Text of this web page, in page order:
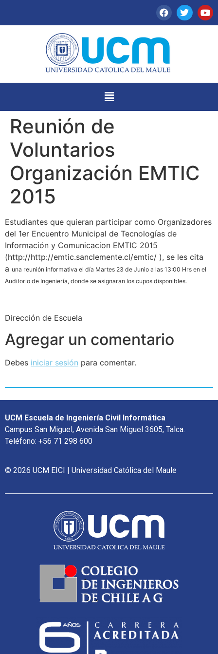
Reunión de
Voluntarios
Organización EMTIC
2015
Estudiantes que quieran participar como Organizadores
del 1er Encuentro Municipal de Tecnologías de
Información y Comunicacion EMTIC 2015
(http://http://emtic.sanclemente.cl/emtic/ ), se les cita
a una reunión informativa el día Martes 23 de Junio a las 13:00 Hrs en el
Auditorio de Ingeniería, donde se asignaran los cupos disponibles.
Dirección de Escuela
Agregar un comentario
Debes iniciar sesión para comentar.
UCM Escuela de Ingeniería Civil Informática
Campus San Miguel, Avenida San Miguel 3605, Talca.
Teléfono: +56 71 298 600
© 2026 UCM EICI | Universidad Católica del Maule